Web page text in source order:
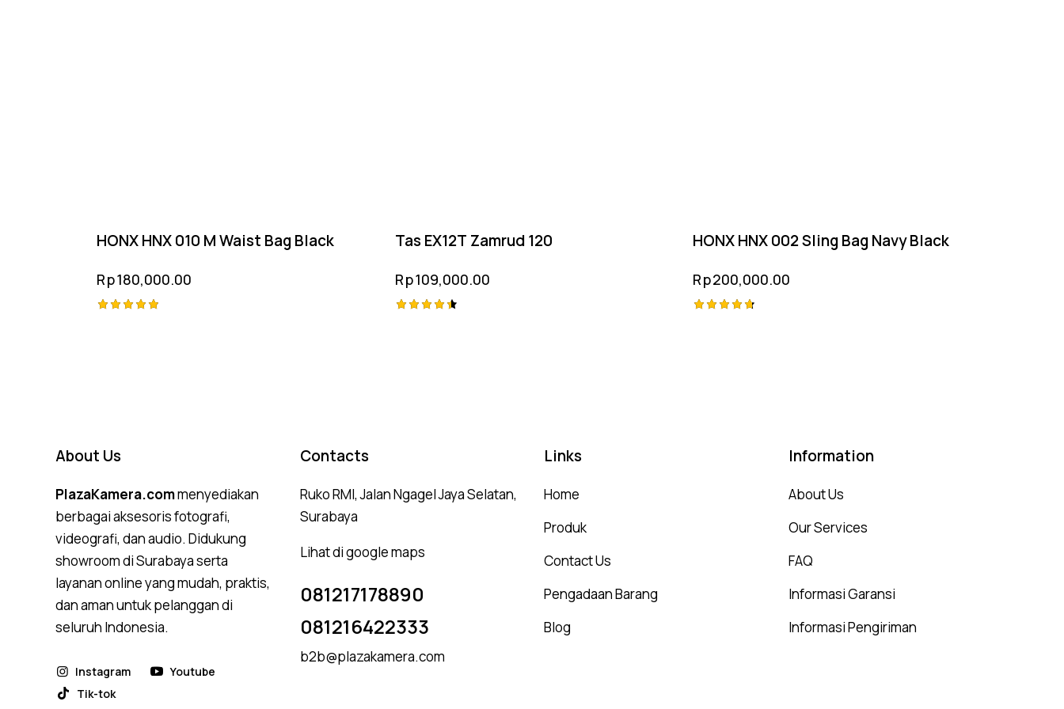
HONX HNX 010 M Waist Bag Black
Rp180,000.00
Tas EX12T Zamrud 120
Rp109,000.00
HONX HNX 002 Sling Bag Navy Black
Rp200,000.00
About Us
PlazaKamera.commenyediakan
berbagai aksesoris fotografi,
videografi, dan audio. Didukung
showroom di Surabaya serta
layanan online yang mudah, praktis,
dan aman untuk pelanggan di
seluruh Indonesia.
Instagram
Youtube
Tik-tok
Contacts
Ruko RMI, Jalan Ngagel Jaya Selatan,
Surabaya
Lihat di google maps
081217178890
081216422333
b2b@plazakamera.com
Links
Home
Produk
Contact Us
Pengadaan Barang
Blog
Information
About Us
Our Services
FAQ
Informasi Garansi
Informasi Pengiriman